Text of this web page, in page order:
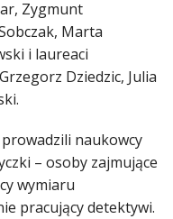
Zygmunt
Marta
i laureaci
Dziedzic, Julia
naukowcy
– osoby zajmujące
wymiaru
pracujący detektywi.